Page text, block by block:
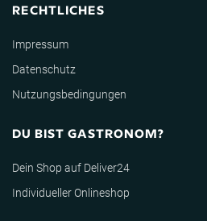
RECHTLICHES
Impressum
Datenschutz
Nutzungsbedingungen
DU BIST GASTRONOM?
Dein Shop auf Deliver24
Individueller Onlineshop